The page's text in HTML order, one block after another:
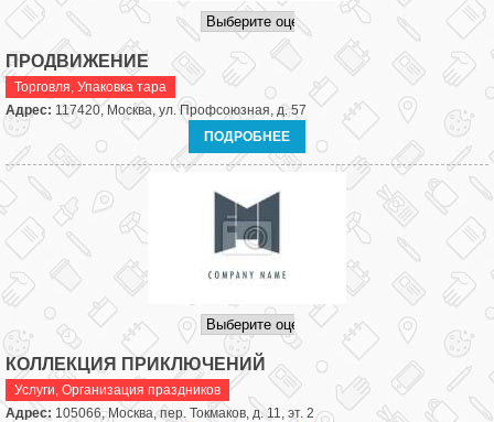
ПРОДВИЖЕНИЕ
Торговля, Упаковка тара
Адрес: 117420, Москва, ул. Профсоюзная, д. 57
ПОДРОБНЕЕ
КОЛЛЕКЦИЯ ПРИКЛЮЧЕНИЙ
Услуги, Организация праздников
Адрес: 105066, Москва, пер. Токмаков, д. 11, эт. 2